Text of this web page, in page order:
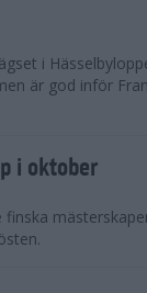
i
är god inför
i oktober